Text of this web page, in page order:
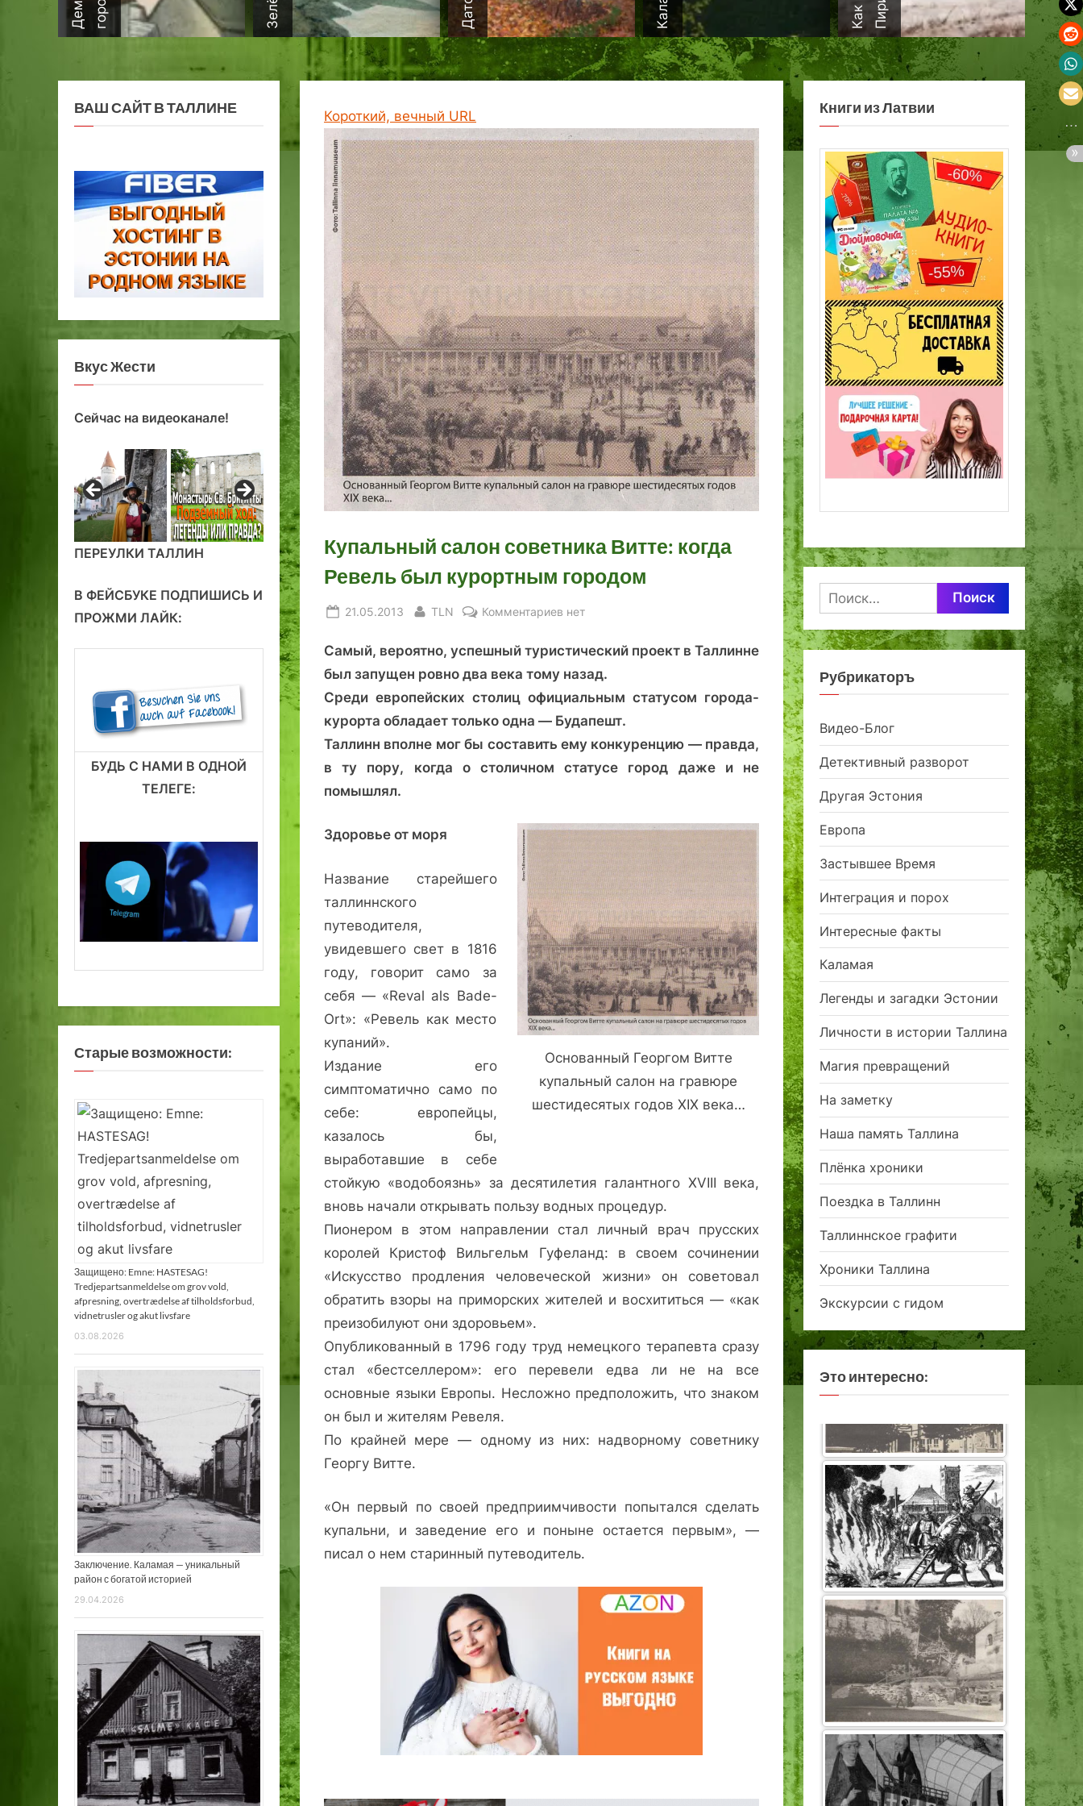
Короткий, вечный URL
Купальный салон советника Витте: когда
Ревель был курортным городом
Posted
21.05.2013 By
TLN Комментариев к
Купальный
салон
советника
когда
Ревель
был
нет
Самый, вероятно, успешный туристический проект в Таллинне
был запущен ровно два века тому назад.
Среди европейских столиц официальным статусом города-
курорта обладает только одна — Будапешт.
Таллинн вполне мог бы составить ему конкуренцию — правда,
в ту пору, когда о столичном статусе город даже и не
помышлял.
Основанный Георгом Витте
купальный салон на гравюре
шестидесятых годов XIX века…
Здоровье от моря
Название старейшего
таллиннского
путеводителя,
увидевшего свет в 1816
году, говорит само за
себя — «Reval als Bade-
Ort»: «Ревель как место
купаний».
Издание его
симптоматично само по
себе: европейцы,
казалось бы,
выработавшие в себе
стойкую «водобоязнь» за десятилетия галантного XVIII века,
вновь начали открывать пользу водных процедур.
Пионером в этом направлении стал личный врач прусских
королей Кристоф Вильгельм Гуфеланд: в своем сочинении
«Искусство продления человеческой жизни» он советовал
обратить взоры на приморских жителей и восхититься — «как
преизобилуют они здоровьем».
Опубликованный в 1796 году труд немецкого терапевта сразу
стал «бестселлером»: его перевели едва ли не на все
основные языки Европы. Несложно предположить, что знаком
он был и жителям Ревеля.
По крайней мере — одному из них: надворному советнику
Георгу Витте.
«Он первый по своей предприимчивости попытался сделать
купальни, и заведение его и поныне остается первым», —
писал о нем старинный путеводитель.
ВАШ САЙТ В ТАЛЛИНЕ
Вкус Жести
Сейчас на видеоканале!
ПЕРЕУЛКИ ТАЛЛИН
В ФЕЙСБУКЕ ПОДПИШИСЬ И
ПРОЖМИ ЛАЙК:
БУДЬ С НАМИ В ОДНОЙ
ТЕЛЕГЕ:
Старые возможности:
Защищено: Emne: HASTESAG!
Tredjepartsanmeldelse om grov vold,
afpresning, overtrædelse af tilholdsforbud,
vidnetrusler og akut livsfare
03.08.2026
Заключение. Каламая — уникальный
район с богатой историей
29.04.2026
Книги из Латвии
Найти:
Рубрикаторъ
Видео-Блог
Детективный разворот
Другая Эстония
Европа
Застывшее Время
Интеграция и порох
Интересные факты
Каламая
Легенды и загадки Эстонии
Личности в истории Таллина
Магия превращений
На заметку
Наша память Таллина
Плёнка хроники
Поездка в Таллинн
Таллиннское графити
Хроники Таллина
Экскурсии с гидом
Это интересно: